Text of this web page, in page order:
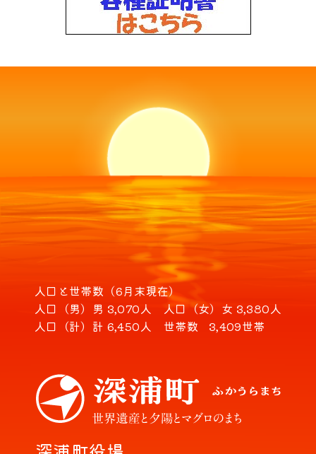
人口と世帯数（6月末現在）
人口（男） 男 3,070人 人口（女） 女 3,380人
人口（計） 計 6,450人 世帯数 3,409世帯